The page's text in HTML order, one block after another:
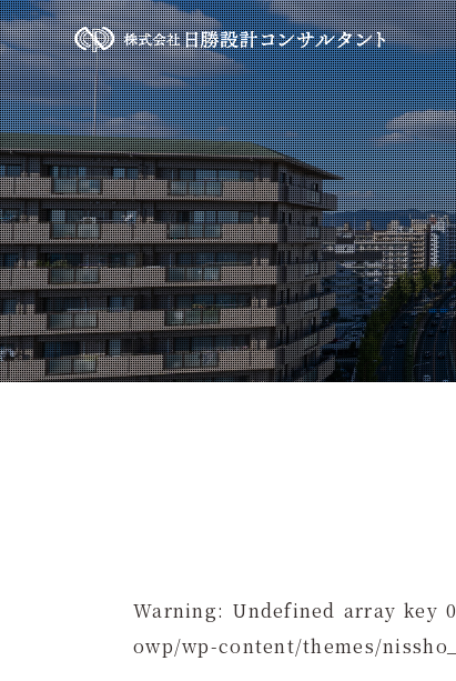
Warning: Undefined array key
owp/wp-content/themes/